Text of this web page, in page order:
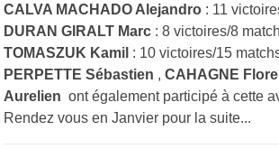
CALVA MACHADO Alejandro : 11
DURAN GIRALT Marc : 8 victoires/8
TOMASZUK Kamil : 10 victoires/15
PERPETTE Sébastien , CAHAGNE
Aurelien ont également participé à cette
Rendez vous en Janvier pour la suite...